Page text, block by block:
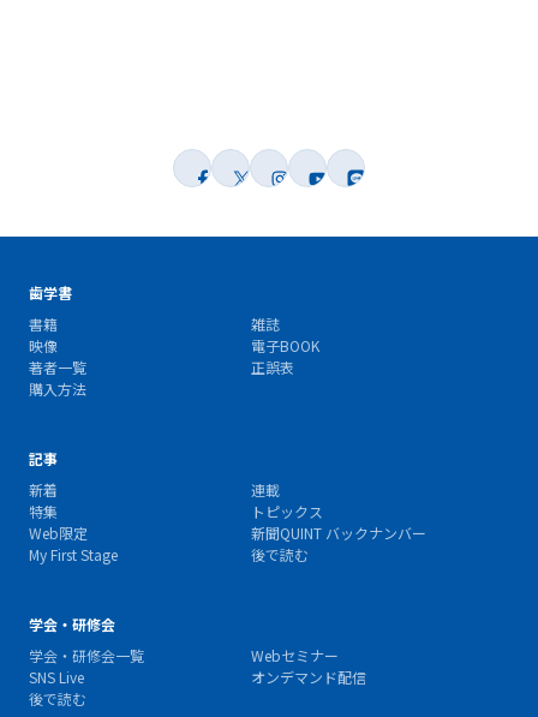
歯学書
書籍
雑誌
映像
電子BOOK
著者一覧
正誤表
購入方法
記事
新着
連載
特集
トピックス
Web限定
新聞QUINT バックナンバー
My First Stage
後で読む
学会・研修会
学会・研修会一覧
Webセミナー
SNS Live
オンデマンド配信
後で読む